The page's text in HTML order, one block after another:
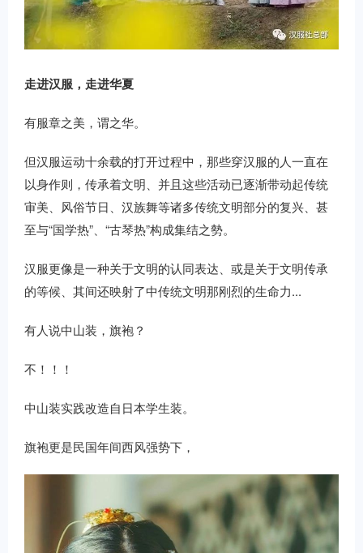
走进汉服，走进华夏
有服章之美，谓之华。
但汉服运动十余载的打开过程中，那些穿汉服的人一直在
以身作则，传承着文明、并且这些活动已逐渐带动起传统
审美、风俗节日、汉族舞等诸多传统文明部分的复兴、甚
至与“国学热”、“古琴热”构成集结之勢。
汉服更像是一种关于文明的认同表达、或是关于文明传承
的等候、其间还映射了中传统文明那刚烈的生命力...
有人说中山装，旗袍？
不！！！
中山装实践改造自日本学生装。
旗袍更是民国年间西风强势下，